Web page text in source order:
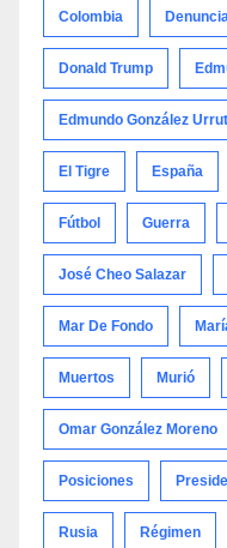
Colombia
Donald Trump
Edmundo González
El Tigre España
Fútbol Guerra
José Cheo Salazar
Mar De Fondo
Muertos Murió
Omar González Moreno
Posiciones
Rusia Régimen